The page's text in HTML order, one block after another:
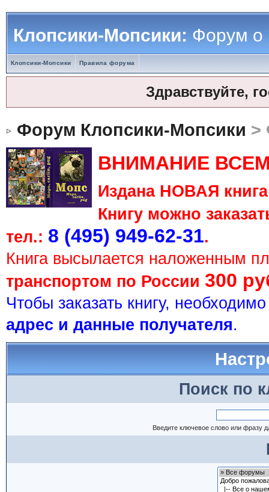
Клопсики-Мопсики:Форум о
Клопсики-Мопсики Правила форума
Здравствуйте,
Форум Клопсики-Мопсики >
ВНИМАНИЕ
Издана НОВАЯ
Книгу можно
тел.: 8 (495) 949-62-31.
Книга высылается наложенным
транспортом по России 300
Чтобы заказать книгу,
адрес и данные получателя.
Поиск по
Введите ключевое слово или фразу